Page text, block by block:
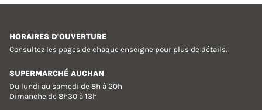
HORAIRES D'OUVERTURE
Consultez les pages de chaque enseigne pour plus de détails.
SUPERMARCHÉ AUCHAN
Du lundi au samedi de 8h à 20h
Dimanche de 8h30 à 13h